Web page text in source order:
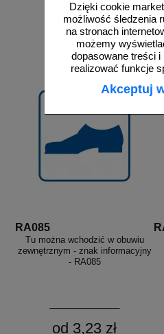
Dzięki cookie
możliwość śledzenia
na stronach
możemy
dopasowane treści
realizować funkcje
Akceptuj
od 3,23 zł
2,63 zł netto
do koszyka
RA085
Tu można wchodzić w obuwiu
zewnętrznym - znak informacyjny
- RA085
od 3,23 zł